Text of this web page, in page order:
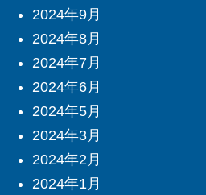
2024年9月
2024年8月
2024年7月
2024年6月
2024年5月
2024年3月
2024年2月
2024年1月